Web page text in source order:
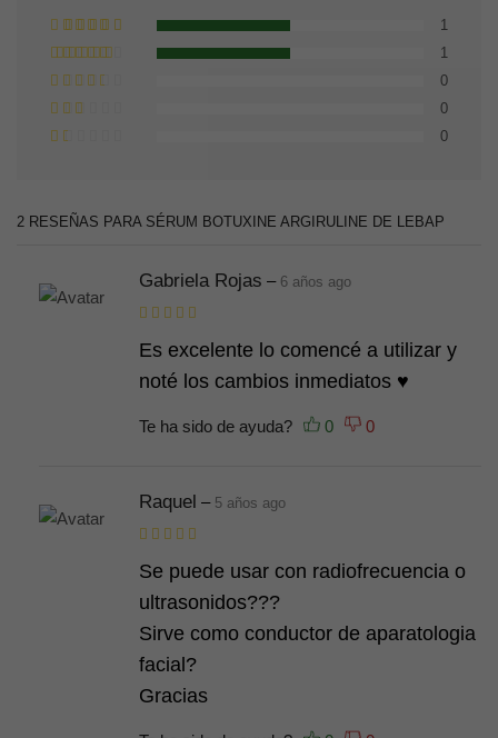
1
1
0
0
0
2 RESEÑAS PARA SÉRUM BOTUXINE ARGIRULINE DE LEBAP
Gabriela Rojas – 6 años ago
Es excelente lo comencé a utilizar y
noté los cambios inmediatos ♥️
Te ha sido de ayuda?
Raquel – 5 años ago
Se puede usar con radiofrecuencia o
ultrasonidos???
Sirve como conductor de aparatologia
facial?
Gracias